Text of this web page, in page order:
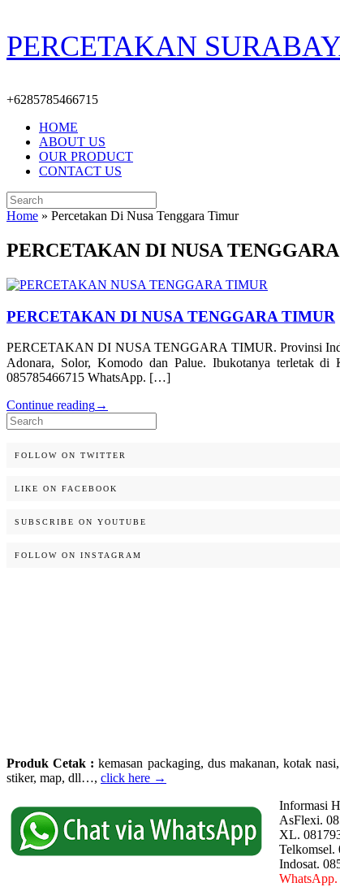
Skip
to
content
PERCETAKAN
+6285785466715
HOME
ABOUT US
OUR PRODUCT
CONTACT US
Search
for:
Home » Percetakan Di Nusa Tenggara Timur
PERCETAKAN DI NUSA
PERCETAKAN DI NUSA TENGGARA TIMUR
PERCETAKAN DI NUSA TENGGARA TIMUR. Provinsi
Adonara, Solor, Komodo dan Palue. Ibukotanya terletak
085785466715 WhatsApp. […]
Continue reading→
Search
for:
FOLLOW ON TWITTER
LIKE ON FACEBOOK
SUBSCRIBE ON YOUTUBE
FOLLOW ON INSTAGRAM
Produk Cetak : kemasan packaging, dus makanan, kotak
stiker, map, dll…, click here →
Informasi
AsFlexi.
XL.
Telkomsel.
Indosat.